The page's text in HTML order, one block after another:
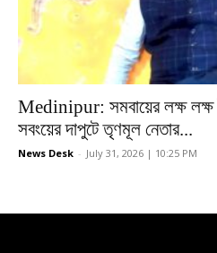
Medinipur: সমবায়ের লক্ষ লক্ষ
সবংয়ের দাপুটে তৃণমূল নেতার...
News Desk - July 31, 2026 | 10:25 PM